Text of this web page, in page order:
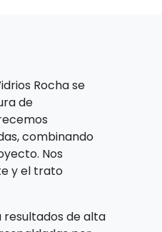
Rocha se
de
combinando
Nos
y el trato
resultados de alta